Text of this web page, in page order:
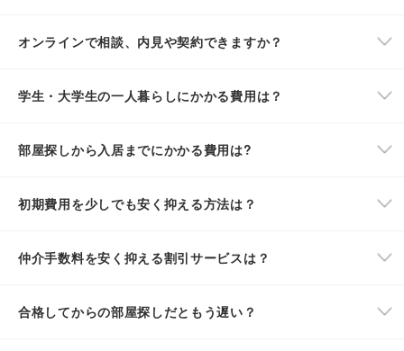
オンラインで相談、内見や契約できますか？
学生・大学生の一人暮らしにかかる費用は？
部屋探しから入居までにかかる費用は?
初期費用を少しでも安く抑える方法は？
仲介手数料を安く抑える割引サービスは？
合格してからの部屋探しだともう遅い？